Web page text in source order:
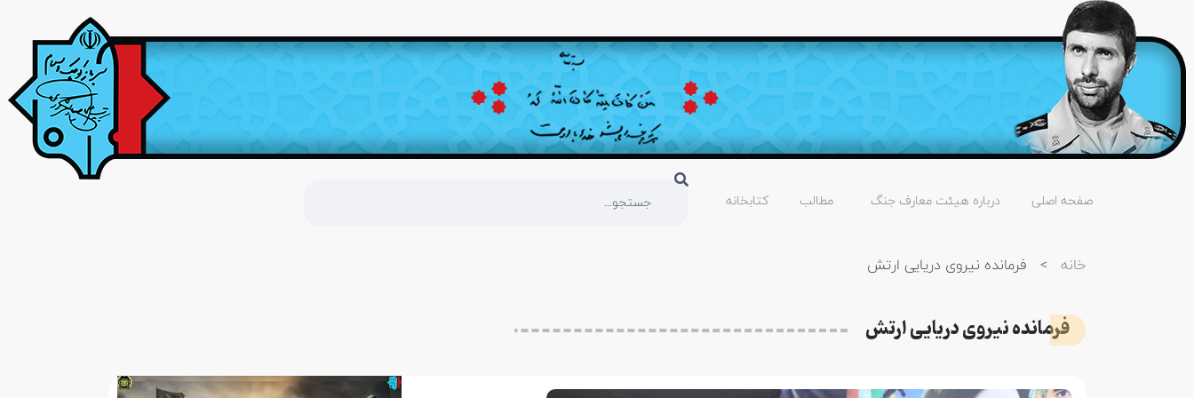
صفحه اصلی درباره هیئت معارف جنگ مطالب کتابخانه
خانه > فرمانده نیروی دریایی ارتش
فرمانده نیروی دریایی ارتش